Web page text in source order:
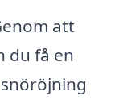
att
du få en